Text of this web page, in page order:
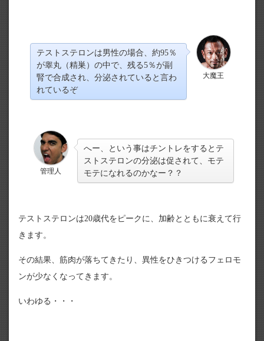
大魔王
テストステロンは男性の場合、約95％
が睾丸（精巣）の中で、残る5％が副
腎で合成され、分泌されていると言わ
れているぞ
管理人
へー、という事はチントレをするとテ
ストステロンの分泌は促されて、モテ
モテになれるのかなー？？
テストステロンは20歳代をピークに、加齢とともに衰えて行
きます。
その結果、筋肉が落ちてきたり、異性をひきつけるフェロモ
ンが少なくなってきます。
いわゆる・・・